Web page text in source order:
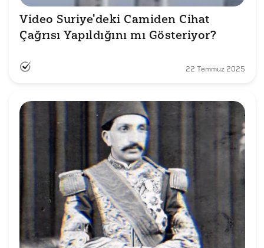
Video Suriye'deki Camiden Cihat
Çağrısı Yapıldığını mı Gösteriyor?
22 Temmuz 2025